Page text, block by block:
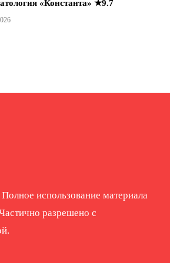
«Константа» ★9.7
использование материала
разрешено с